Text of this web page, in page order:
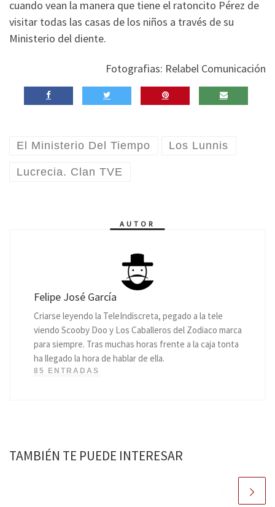
cuando vean la manera que tiene el ratoncito Pérez de
visitar todas las casas de los niños a través de su
Ministerio del diente.
Fotografias: Relabel Comunicación
El Ministerio Del Tiempo Los Lunnis
Lucrecia. Clan TVE
AUTOR
Felipe José García
Criarse leyendo la TeleIndiscreta, pegado a la tele
viendo Scooby Doo y Los Caballeros del Zodiaco marca
para siempre. Tras muchas horas frente a la caja tonta
ha llegado la hora de hablar de ella.
85 ENTRADAS
TAMBIÉN TE PUEDE INTERESAR